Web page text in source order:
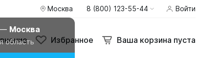
Москва
— Москва
область
8 (800) 123-55-44 Войти
Избранное Ваша корзина пуста